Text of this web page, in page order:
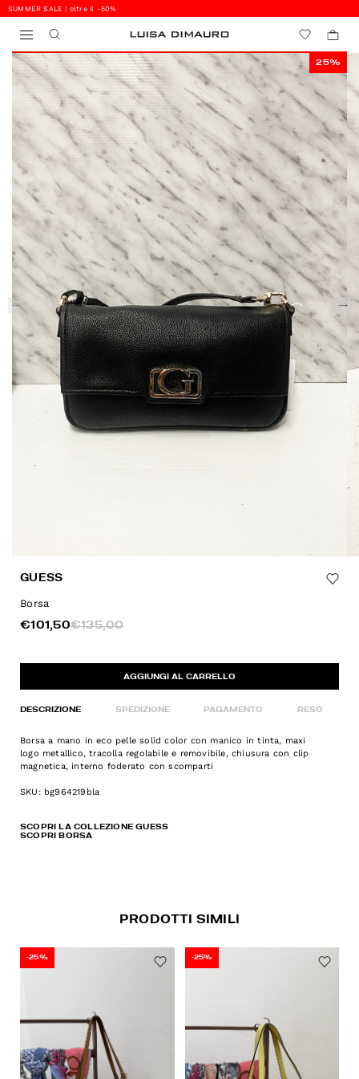
SUMMER SALE | oltre il -50%
0
25%
GUESS
Borsa
€101,50€135,00
AGGIUNGI AL CARRELLO
DESCRIZIONE SPEDIZIONE PAGAMENTO RESO
Borsa a mano in eco pelle solid color con manico in tinta, maxi
logo metallico, tracolla regolabile e removibile, chiusura con clip
magnetica, interno foderato con scomparti
SKU: bg964219bla
SCOPRI LA COLLEZIONE GUESS
SCOPRI BORSA
PRODOTTI SIMILI
-25% -25%